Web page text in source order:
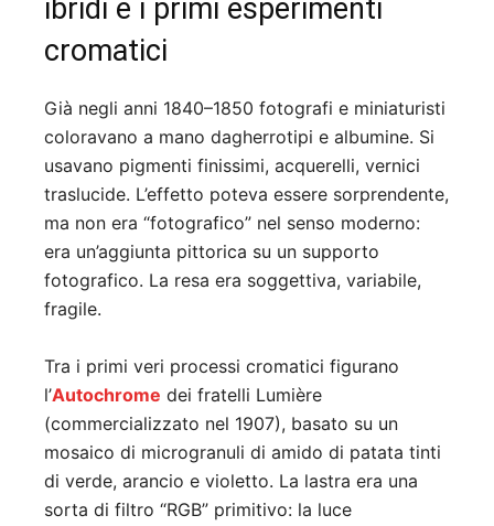
ibridi e i primi esperimenti
cromatici
Già negli anni 1840–1850 fotografi e miniaturisti
coloravano a mano dagherrotipi e albumine. Si
usavano pigmenti finissimi, acquerelli, vernici
traslucide. L’effetto poteva essere sorprendente,
ma non era “fotografico” nel senso moderno:
era un’aggiunta pittorica su un supporto
fotografico. La resa era soggettiva, variabile,
fragile.
Tra i primi veri processi cromatici figurano
l’Autochrome dei fratelli Lumière
(commercializzato nel 1907), basato su un
mosaico di microgranuli di amido di patata tinti
di verde, arancio e violetto. La lastra era una
sorta di filtro “RGB” primitivo: la luce